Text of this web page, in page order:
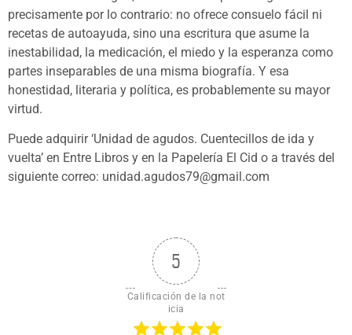
precisamente por lo contrario: no ofrece consuelo fácil ni
recetas de autoayuda, sino una escritura que asume la
inestabilidad, la medicación, el miedo y la esperanza como
partes inseparables de una misma biografía. Y esa
honestidad, literaria y política, es probablemente su mayor
virtud.
Puede adquirir ‘Unidad de agudos. Cuentecillos de ida y
vuelta’ en Entre Libros y en la Papelería El Cid o a través del
siguiente correo: unidad.agudos79@gmail.com
5
Calificación de la not
icia